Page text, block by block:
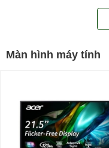
Màn hình máy tính